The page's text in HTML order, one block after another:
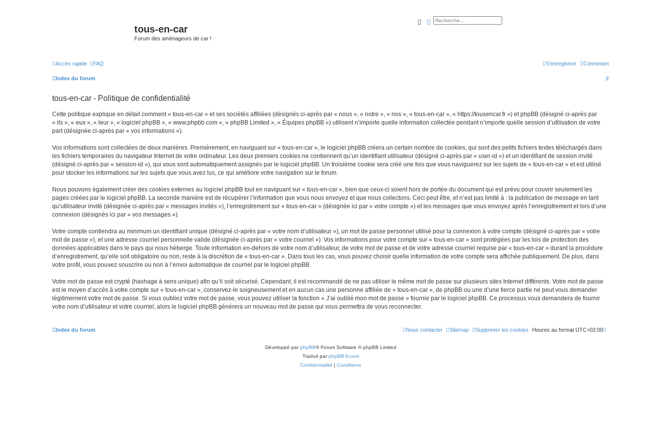
tous-en-car
Forum des aménageurs de car !
Rechercher
Recherche avancée
Accès rapide FAQ Connexion
S’enregistrer
Index du forum
R
tous-en-car - Politique de confidentialité
Cette politique explique en détail comment « tous-en-car » et ses sociétés affiliées (désignés ci-après par « nous », « notre », « nos », « tous-en-car », « https://tousencar.fr ») et phpBB (désigné ci-après par
« ils », « eux », « leur », « logiciel phpBB », « www.phpbb.com », « phpBB Limited », « Équipes phpBB ») utilisent n’importe quelle information collectée pendant n’importe quelle session d’utilisation de votre
part (désignée ci-après par « vos informations »).
Vos informations sont collectées de deux manières. Premièrement, en naviguant sur « tous-en-car », le logiciel phpBB créera un certain nombre de cookies, qui sont des petits fichiers textes téléchargés dans
les fichiers temporaires du navigateur Internet de votre ordinateur. Les deux premiers cookies ne contiennent qu’un identifiant utilisateur (désigné ci-après par « user-id ») et un identifiant de session invité
(désigné ci-après par « session-id »), qui vous sont automatiquement assignés par le logiciel phpBB. Un troisième cookie sera créé une fois que vous naviguerez sur les sujets de « tous-en-car » et est utilisé
pour stocker les informations sur les sujets que vous avez lus, ce qui améliore votre navigation sur le forum.
Nous pouvons également créer des cookies externes au logiciel phpBB tout en naviguant sur « tous-en-car », bien que ceux-ci soient hors de portée du document qui est prévu pour couvrir seulement les
pages créées par le logiciel phpBB. La seconde manière est de récupérer l’information que vous nous envoyez et que nous collectons. Ceci peut être, et n’est pas limité à : la publication de message en tant
qu’utilisateur invité (désignée ci-après par « messages invités »), l’enregistrement sur « tous-en-car » (désignée ici par « votre compte ») et les messages que vous envoyez après l’enregistrement et lors d’une
connexion (désignés ici par « vos messages »).
Votre compte contiendra au minimum un identifiant unique (désigné ci-après par « votre nom d’utilisateur »), un mot de passe personnel utilisé pour la connexion à votre compte (désigné ci-après par « votre
mot de passe »), et une adresse courriel personnelle valide (désignée ci-après par « votre courriel »). Vos informations pour votre compte sur « tous-en-car » sont protégées par les lois de protection des
données applicables dans le pays qui nous héberge. Toute information en-dehors de votre nom d’utilisateur, de votre mot de passe et de votre adresse courriel requise par « tous-en-car » durant la procédure
d’enregistrement, qu’elle soit obligatoire ou non, reste à la discrétion de « tous-en-car ». Dans tous les cas, vous pouvez choisir quelle information de votre compte sera affichée publiquement. De plus, dans
votre profil, vous pouvez souscrire ou non à l’envoi automatique de courriel par le logiciel phpBB.
Votre mot de passe est crypté (hashage à sens unique) afin qu’il soit sécurisé. Cependant, il est recommandé de ne pas utiliser le même mot de passe sur plusieurs sites Internet différents. Votre mot de passe
est le moyen d’accès à votre compte sur « tous-en-car », conservez-le soigneusement et en aucun cas une personne affiliée de « tous-en-car », de phpBB ou une d’une tierce partie ne peut vous demander
légitimement votre mot de passe. Si vous oubliez votre mot de passe, vous pouvez utiliser la fonction « J’ai oublié mon mot de passe » fournie par le logiciel phpBB. Ce processus vous demandera de fournir
votre nom d’utilisateur et votre courriel, alors le logiciel phpBB générera un nouveau mot de passe qui vous permettra de vous reconnecter.
Index du forum Heures au format UTC+02:00
Supprimer les cookies
Sitemap
Nous contacter
Développé parphpBB® Forum Software © phpBB Limited
Traduit parphpBB-fr.com
Confidentialité | Conditions